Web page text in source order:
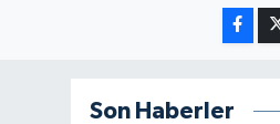
Son Haberler